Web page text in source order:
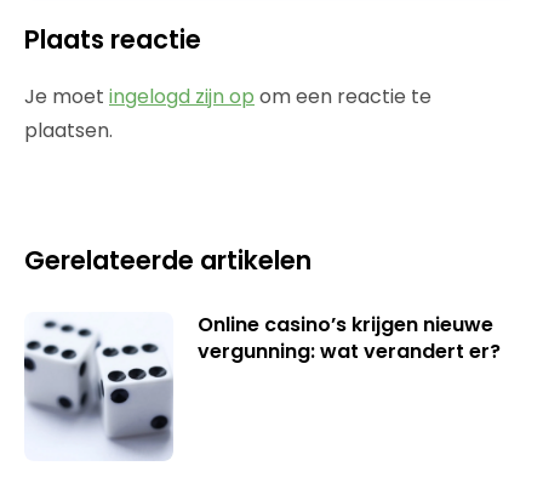
Plaats reactie
Je moet ingelogd zijn op om een reactie te
plaatsen.
Gerelateerde artikelen
Online casino’s krijgen nieuwe
vergunning: wat verandert er?